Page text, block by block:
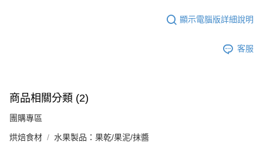
顯示電腦版詳細說明
客服
商品相關分類 (2)
團購專區
烘焙食材 水果製品：果乾/果泥/抹醬